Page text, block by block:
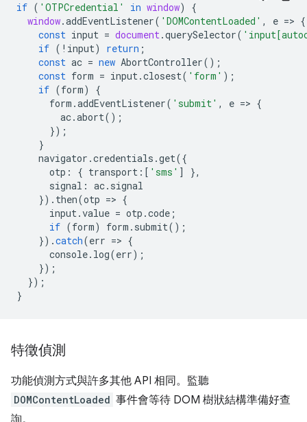
if ( 'OTPCredential' in window)
{
window.addEventListener( 'DOMContentLoaded' , e => {
const input = document.querySelector(
if ( ! input) return ;
const ac = new AbortController();
const form = input.closest( 'form' );
if (form)
{
form .addEventListener( 'submit' , e => {
ac.abort();
});
}
navigator .credentials .get({
otp : { transport : [ 'sms' ]
},
signal : ac. signal
}). then(otp => {
input.value = otp .code ;
if (form) form . submit();
}).catch(err => {
console. log(err);
});
});
}
特徵偵測
功能偵測方式與許多其他 API 相同。監聽
DOMContentLoaded 事件會等待 DOM 樹狀結構準備好查